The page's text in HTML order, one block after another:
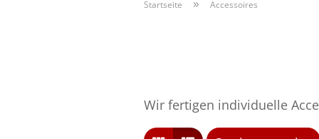
Startseite Accessoires
Wir fertigen individuelle